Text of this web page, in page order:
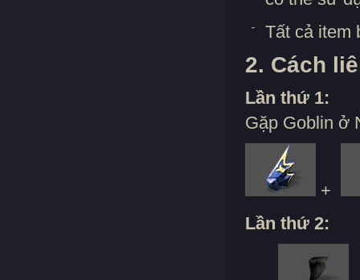
Tất cả item
2. Cách
Lần thứ 1:
Gặp Goblin ở
+
Lần thứ 2: